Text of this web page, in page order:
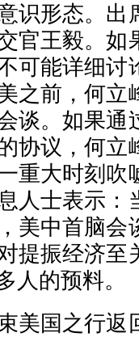
识形态。出
官王毅。如
可能详细讨
之前，何立
谈。如果通
协议，何立
重大时刻吹
人士表示：
美中首脑会
提振经济至
人的预料。
国之行返